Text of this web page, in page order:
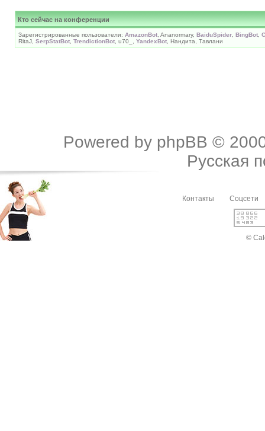
Кто сейчас на конференции
Зарегистрированные пользователи: AmazonBot , Ananormary, BaiduSpider BingBot
RitaJ, SerpStatBot TrendictionBot , u70_, YandexBot , Нандита, Тавлани
Powered by phpBB ©
Русская
Контакты Соцсети
©